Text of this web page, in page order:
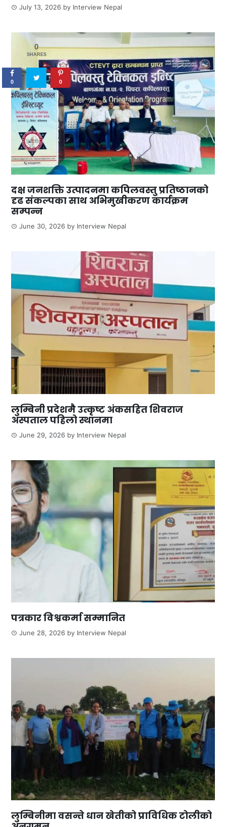
July 13, 2026 by Interview Nepal
दक्ष जनशक्ति उत्पादनमा कपिलवस्तु प्रतिष्ठानको
दृढ संकल्पका साथ अभिमुखीकरण कार्यक्रम
सम्पन्न
June 30, 2026 by Interview Nepal
लुम्बिनी प्रदेशमै उत्कृष्ट अंकसहित शिवराज
अस्पताल पहिलो स्थानमा
June 29, 2026 by Interview Nepal
पत्रकार विश्वकर्मा सम्मानित
June 28, 2026 by Interview Nepal
लुम्बिनीमा वसन्ते धान खेतीको प्राविधिक टोलीको
0
SHARES
0 0